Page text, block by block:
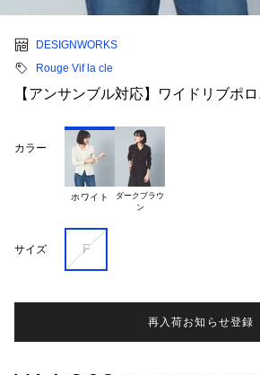
DESIGNWORKS
Rouge Vif la cle
【アンサンブル対応】ワイドリブポ
カラー
ホワイト
ダークブラウ
サイズ F
再入荷お知らせ登録